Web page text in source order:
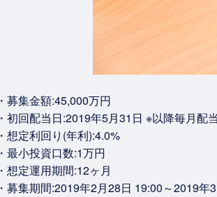
・募集金額:45,000万円
・初回配当日:2019年5月31日 ※以降毎月配当
・想定利回り(年利):4.0%
・最小投資口数:1万円
・想定運用期間:12ヶ月
・募集期間:2019年2月28日 19:00～2019年